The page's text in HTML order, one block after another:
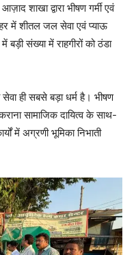
शाखा द्वारा भीषण गर्मी एवं
में शीतल जल सेवा एवं प्याऊ
संख्या में राहगीरों को ठंडा
ही सबसे बड़ा धर्म है। भीषण
सामाजिक दायित्व के साथ-
में अग्रणी भूमिका निभाती